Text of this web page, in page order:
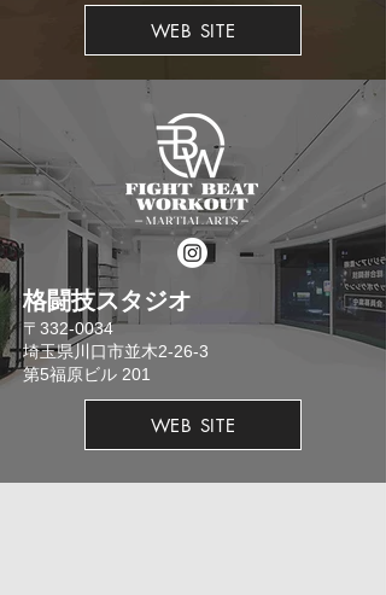
WEB SITE
格闘技スタジオ
​〒332-0034
埼玉県川口市並木2-26-3
​第5福原ビル 201
WEB SITE